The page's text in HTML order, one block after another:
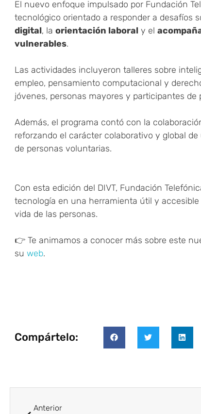
El nuevo enfoque impulsado por Fundación
tecnológico orientado a responder a desafíos
digital, la orientación laboral y el
vulnerables.
Las actividades incluyeron talleres sobre
empleo, pensamiento computacional y
jóvenes, personas mayores y participantes de
Además, el programa contó con la
reforzando el carácter colaborativo y global
de personas voluntarias.
Con esta edición del DIVT, Fundación
tecnología en una herramienta útil y
vida de las personas.
👉 Te animamos a conocer más sobre este
su web.
Compártelo:
Anterior